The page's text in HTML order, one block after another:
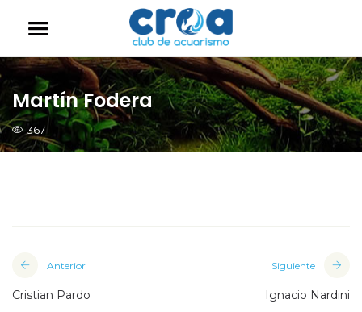
Martín Fodera
367
Anterior
Cristian Pardo
Siguiente
Ignacio Nardini